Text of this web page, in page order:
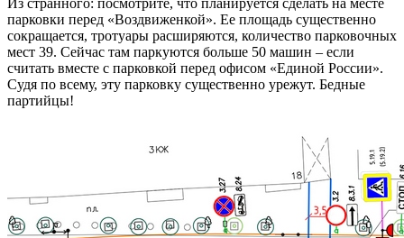
Из странного: посмотрите, что планируется сделать на месте
парковки перед «Воздвиженкой». Ее площадь существенно
сокращается, тротуары расширяются, количество парковочных
мест 39. Сейчас там паркуются больше 50 машин – если
считать вместе с парковкой перед офисом «Единой России».
Судя по всему, эту парковку существенно урежут. Бедные
партийцы!